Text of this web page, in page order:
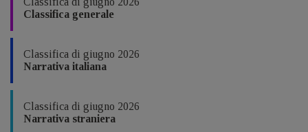
Classifica generale
Classifica di giugno 2026
Narrativa italiana
Classifica di giugno 2026
Narrativa straniera